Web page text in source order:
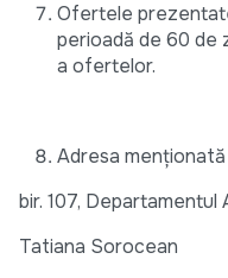
Ofertele
perioadă de 60 de
a ofertelor.
Adresa menționată
bir. 107, Departamentul
Tatiana Sorocean